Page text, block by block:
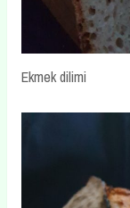
Ekmek dilimi